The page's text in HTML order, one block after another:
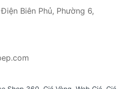
Điện Biên Phủ, Phường 6,